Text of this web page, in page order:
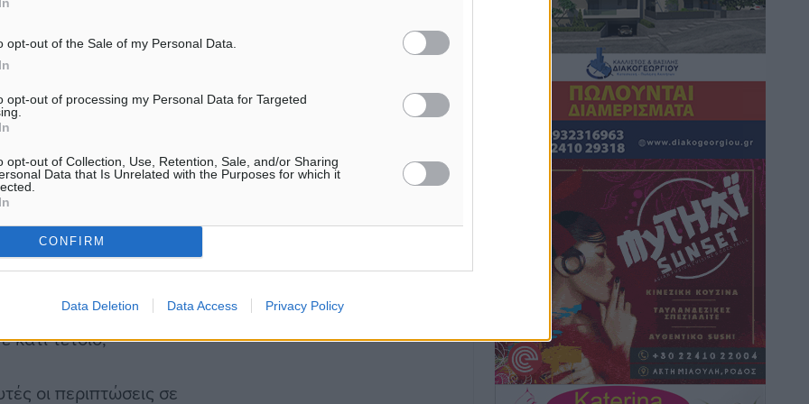
opt-out of the Sale of my Personal Data.
opt-out of processing my Personal Data for Targeted
opt-out of Collection, Use, Retention, Sale, and/or Sharing
Data that Is Unrelated with the Purposes for which it
CONFIRM
Data Deletion Data Access Privacy Policy
τι θα κάνω εγώ;
προέγκρισης
ευρώ από τον
άδειας για
τα κάνω όλα αυτά και
να του πω. Του λέω,
«100 κλίνες και λίγο
τέτοιο;
οι περιπτώσεις σε
Hotels – Χατζηλαζάρου – Προχωρά
καινούργιο ξενοδοχείο στην Κω
Τοπικές Ειδήσεις• πριν 8 ώρες
Αυτοκίνητο μπήκε παράνομα σε
μονόδρομο στο Μαστιχάρι –
Αναποδογύρισε όχημα με μητέρα και
5χρονο παιδί
πριν 8 ώρες
“Η Ευρώπη αντιμετώπιζε το
προσφυγικό σαν ταινία τρόμου” – Η
συγκλονιστική μαρτυρία της Χαρούλας
Γιασιράνη στον RV για τα γεγονότα που
οδήγησαν στο Σύμφωνο της Λέρου
Τοπικές Ειδήσεις πριν 8 ώρες
Συναυλία με τον Γιάννη Κότσιρα στις